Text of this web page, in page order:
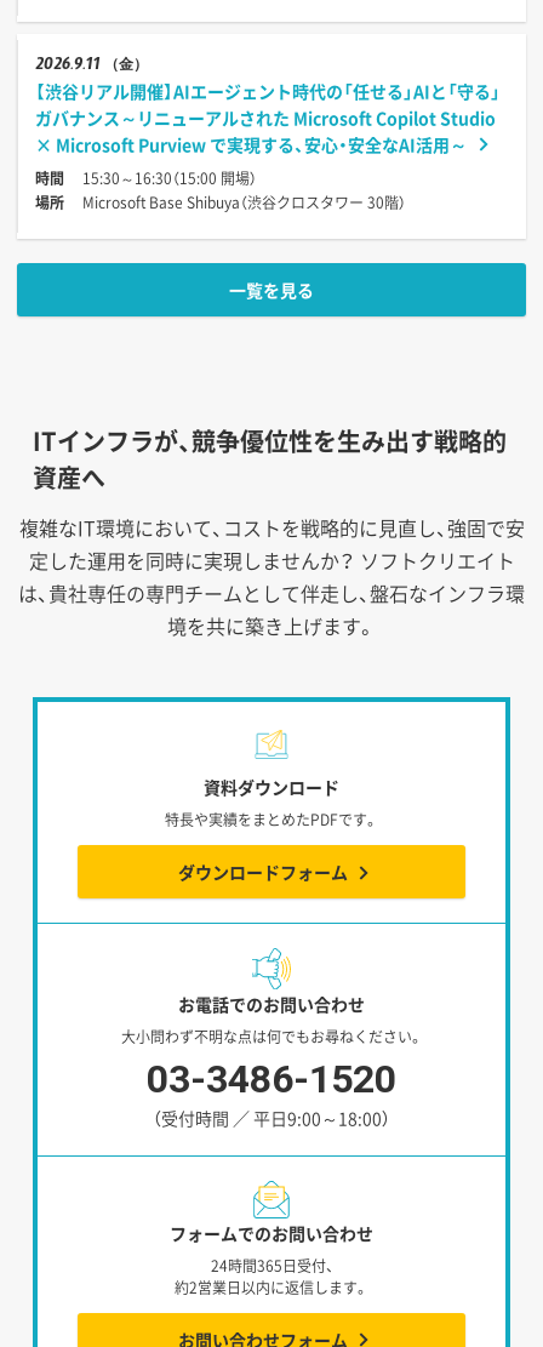
20269.11 （金）
【渋谷リアル開催】AIエージェント時代の「任せる」AIと「守る」
ガバナンス～リニューアルされた Microsoft Copilot Studio
× Microsoft Purview で実現する、安心・安全なAI活用～
時間
15:30～16:30（15:00 開場）
場所
Microsoft Base Shibuya（渋谷クロスタワー 30階）
一覧を見る
ITインフラが、競争優位性を生み出す戦略的
資産へ
複雑なIT環境において、コストを戦略的に見直し、強固で安
定した運用を同時に実現しませんか？ ソフトクリエイト
は、貴社専任の専門チームとして伴走し、盤石なインフラ環
境を共に築き上げます。
資料ダウンロード
特長や実績をまとめたPDFです。
ダウンロードフォーム
お電話でのお問い合わせ
大小問わず不明な点は何でもお尋ねください。
03-3486-1520
（受付時間 ／ 平日9:00～18:00）
フォームでのお問い合わせ
24時間365日受付、
約2営業日以内に返信します。
お問い合わせフォーム